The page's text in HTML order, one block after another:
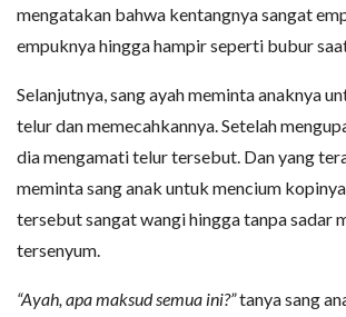
mengatakan bahwa kentangnya sangat
empuknya hingga hampir seperti bubur
Selanjutnya, sang ayah meminta anaknya
telur dan memecahkannya. Setelah
dia mengamati telur tersebut. Dan yang
meminta sang anak untuk mencium
tersebut sangat wangi hingga tanpa sadar
tersenyum.
“Ayah, apa maksud semua ini?”tanya sang